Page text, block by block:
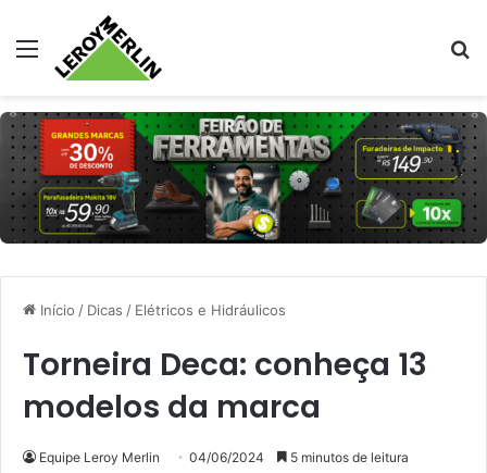
Menu
Início / Dicas / Elétricos e Hidráulicos
Torneira Deca: conheça 13
modelos da marca
Equipe Leroy Merlin 04/06/2024 5 minutos de leitura